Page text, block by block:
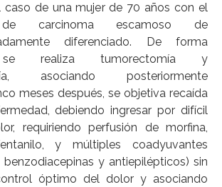
caso de una mujer de 70 años con el
de carcinoma escamoso de
diferenciado. De forma
se realiza tumorectomía y
asociando posteriormente
meses después, se objetiva recaída
debiendo ingresar por difícil
requiriendo perfusión de morfina,
y múltiples coadyuvantes
benzodiacepinas y antiepilépticos) sin
óptimo del dolor y asociando